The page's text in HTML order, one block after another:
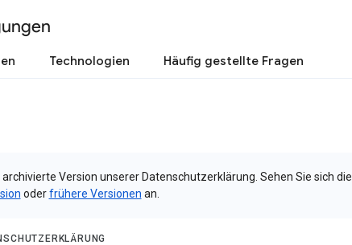
Technologien Häufig gestellte Fragen
archivierte Version unserer Datenschutzerklärung. Sehen Sie sich die
oderfrühere Versionen an.